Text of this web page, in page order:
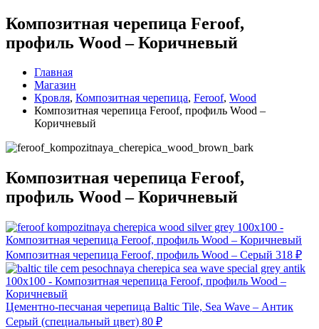
Композитная черепица Feroof,
профиль Wood – Коричневый
Главная
Магазин
Кровля, Композитная черепица, Feroof, Wood
Композитная черепица Feroof, профиль Wood –
Коричневый
Композитная черепица Feroof,
профиль Wood – Коричневый
Композитная черепица Feroof, профиль Wood – Серый 318 ₽
Цементно-песчаная черепица Baltic Tile, Sea Wave – Антик
Серый (специальный цвет) 80 ₽